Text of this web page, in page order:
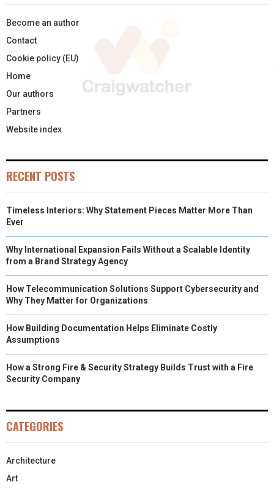
Become an author
Contact
Cookie policy (EU)
Home
Our authors
Partners
Website index
RECENT POSTS
Timeless Interiors: Why Statement Pieces Matter More Than
Ever
Why International Expansion Fails Without a Scalable Identity
from a Brand Strategy Agency
How Telecommunication Solutions Support Cybersecurity and
Why They Matter for Organizations
How Building Documentation Helps Eliminate Costly
Assumptions
How a Strong Fire & Security Strategy Builds Trust with a Fire
Security Company
CATEGORIES
Architecture
Art